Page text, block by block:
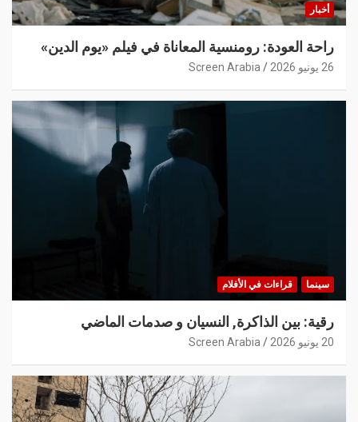
أخبار
راحة العودة: رومنسية المعاناة في فيلم «يوم الدين»
26 يونيو 2026 Screen Arabia
سينما قراءات في الأفلام
رقية: بين الذاكرة, النسيان و صدمات الماضي
20 يونيو 2026 Screen Arabia